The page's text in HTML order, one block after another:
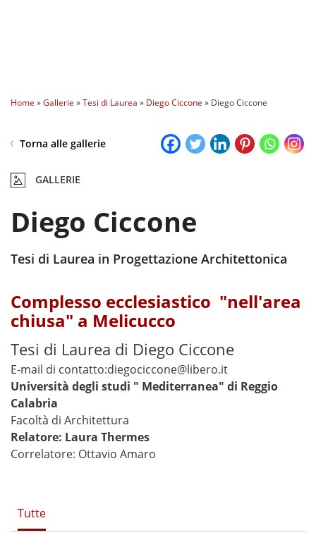
Home »Gallerie »Tesi di Laurea » Diego Ciccone » Diego Ciccone
Torna alle gallerie
GALLERIE
Diego Ciccone
Tesi di Laurea in Progettazione Architettonica
Complesso ecclesiastico "nell'area
chiusa" a Melicucco
Tesi di Laurea di Diego Ciccone
E-mail di contatto:diegociccone@libero.it
Università degli studi " Mediterranea" di Reggio
Calabria
Facoltà di Architettura
Relatore: Laura Thermes
Correlatore: Ottavio Amaro
Tutte